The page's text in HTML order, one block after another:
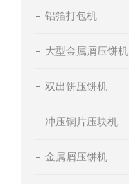
铝箔打包机
大型金属屑压饼机
双出饼压饼机
冲压铜片压块机
金属屑压饼机